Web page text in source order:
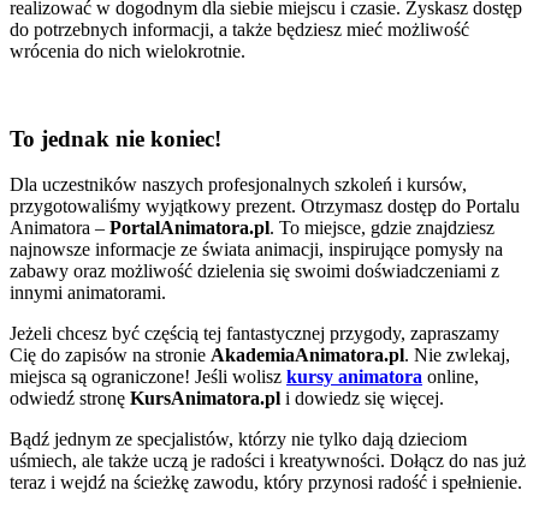
realizować w dogodnym dla siebie miejscu i czasie. Zyskasz dostęp
do potrzebnych informacji, a także będziesz mieć możliwość
wrócenia do nich wielokrotnie.
To jednak nie koniec!
Dla uczestników naszych profesjonalnych szkoleń i kursów,
przygotowaliśmy wyjątkowy prezent. Otrzymasz dostęp do Portalu
Animatora – PortalAnimatora.pl. To miejsce, gdzie znajdziesz
najnowsze informacje ze świata animacji, inspirujące pomysły na
zabawy oraz możliwość dzielenia się swoimi doświadczeniami z
innymi animatorami.
Jeżeli chcesz być częścią tej fantastycznej przygody, zapraszamy
Cię do zapisów na stronie AkademiaAnimatora.pl. Nie zwlekaj,
miejsca są ograniczone! Jeśli wolisz kursy animatora online,
odwiedź stronę KursAnimatora.pl i dowiedz się więcej.
Bądź jednym ze specjalistów, którzy nie tylko dają dzieciom
uśmiech, ale także uczą je radości i kreatywności. Dołącz do nas już
teraz i wejdź na ścieżkę zawodu, który przynosi radość i spełnienie.